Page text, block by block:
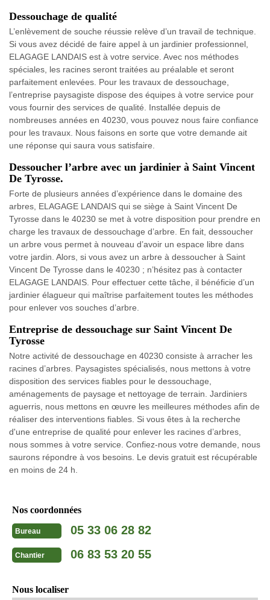
Dessouchage de qualité
L’enlèvement de souche réussie relève d’un travail de technique.
Si vous avez décidé de faire appel à un jardinier professionnel,
ELAGAGE LANDAIS est à votre service. Avec nos méthodes
spéciales, les racines seront traitées au préalable et seront
parfaitement enlevées. Pour les travaux de dessouchage,
l’entreprise paysagiste dispose des équipes à votre service pour
vous fournir des services de qualité. Installée depuis de
nombreuses années en 40230, vous pouvez nous faire confiance
pour les travaux. Nous faisons en sorte que votre demande ait
une réponse qui saura vous satisfaire.
Dessoucher l’arbre avec un jardinier à Saint Vincent
De Tyrosse.
Forte de plusieurs années d’expérience dans le domaine des
arbres, ELAGAGE LANDAIS qui se siège à Saint Vincent De
Tyrosse dans le 40230 se met à votre disposition pour prendre en
charge les travaux de dessouchage d’arbre. En fait, dessoucher
un arbre vous permet à nouveau d’avoir un espace libre dans
votre jardin. Alors, si vous avez un arbre à dessoucher à Saint
Vincent De Tyrosse dans le 40230 ; n’hésitez pas à contacter
ELAGAGE LANDAIS. Pour effectuer cette tâche, il bénéficie d’un
jardinier élagueur qui maîtrise parfaitement toutes les méthodes
pour enlever vos souches d’arbre.
Entreprise de dessouchage sur Saint Vincent De
Tyrosse
Notre activité de dessouchage en 40230 consiste à arracher les
racines d’arbres. Paysagistes spécialisés, nous mettons à votre
disposition des services fiables pour le dessouchage,
aménagements de paysage et nettoyage de terrain. Jardiniers
aguerris, nous mettons en œuvre les meilleures méthodes afin de
réaliser des interventions fiables. Si vous êtes à la recherche
d'une entreprise de qualité pour enlever les racines d’arbres,
nous sommes à votre service. Confiez-nous votre demande, nous
saurons répondre à vos besoins. Le devis gratuit est récupérable
en moins de 24 h.
Nos coordonnées
Bureau 05 33 06 28 82
Chantier 06 83 53 20 55
Nous localiser